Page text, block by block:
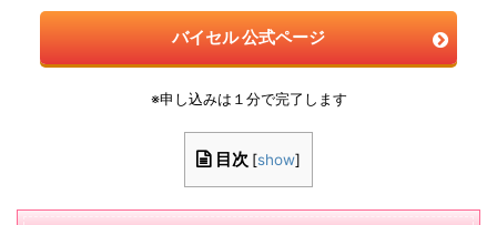
バイセル 公式ページ
※申し込みは１分で完了します
目次 [show]